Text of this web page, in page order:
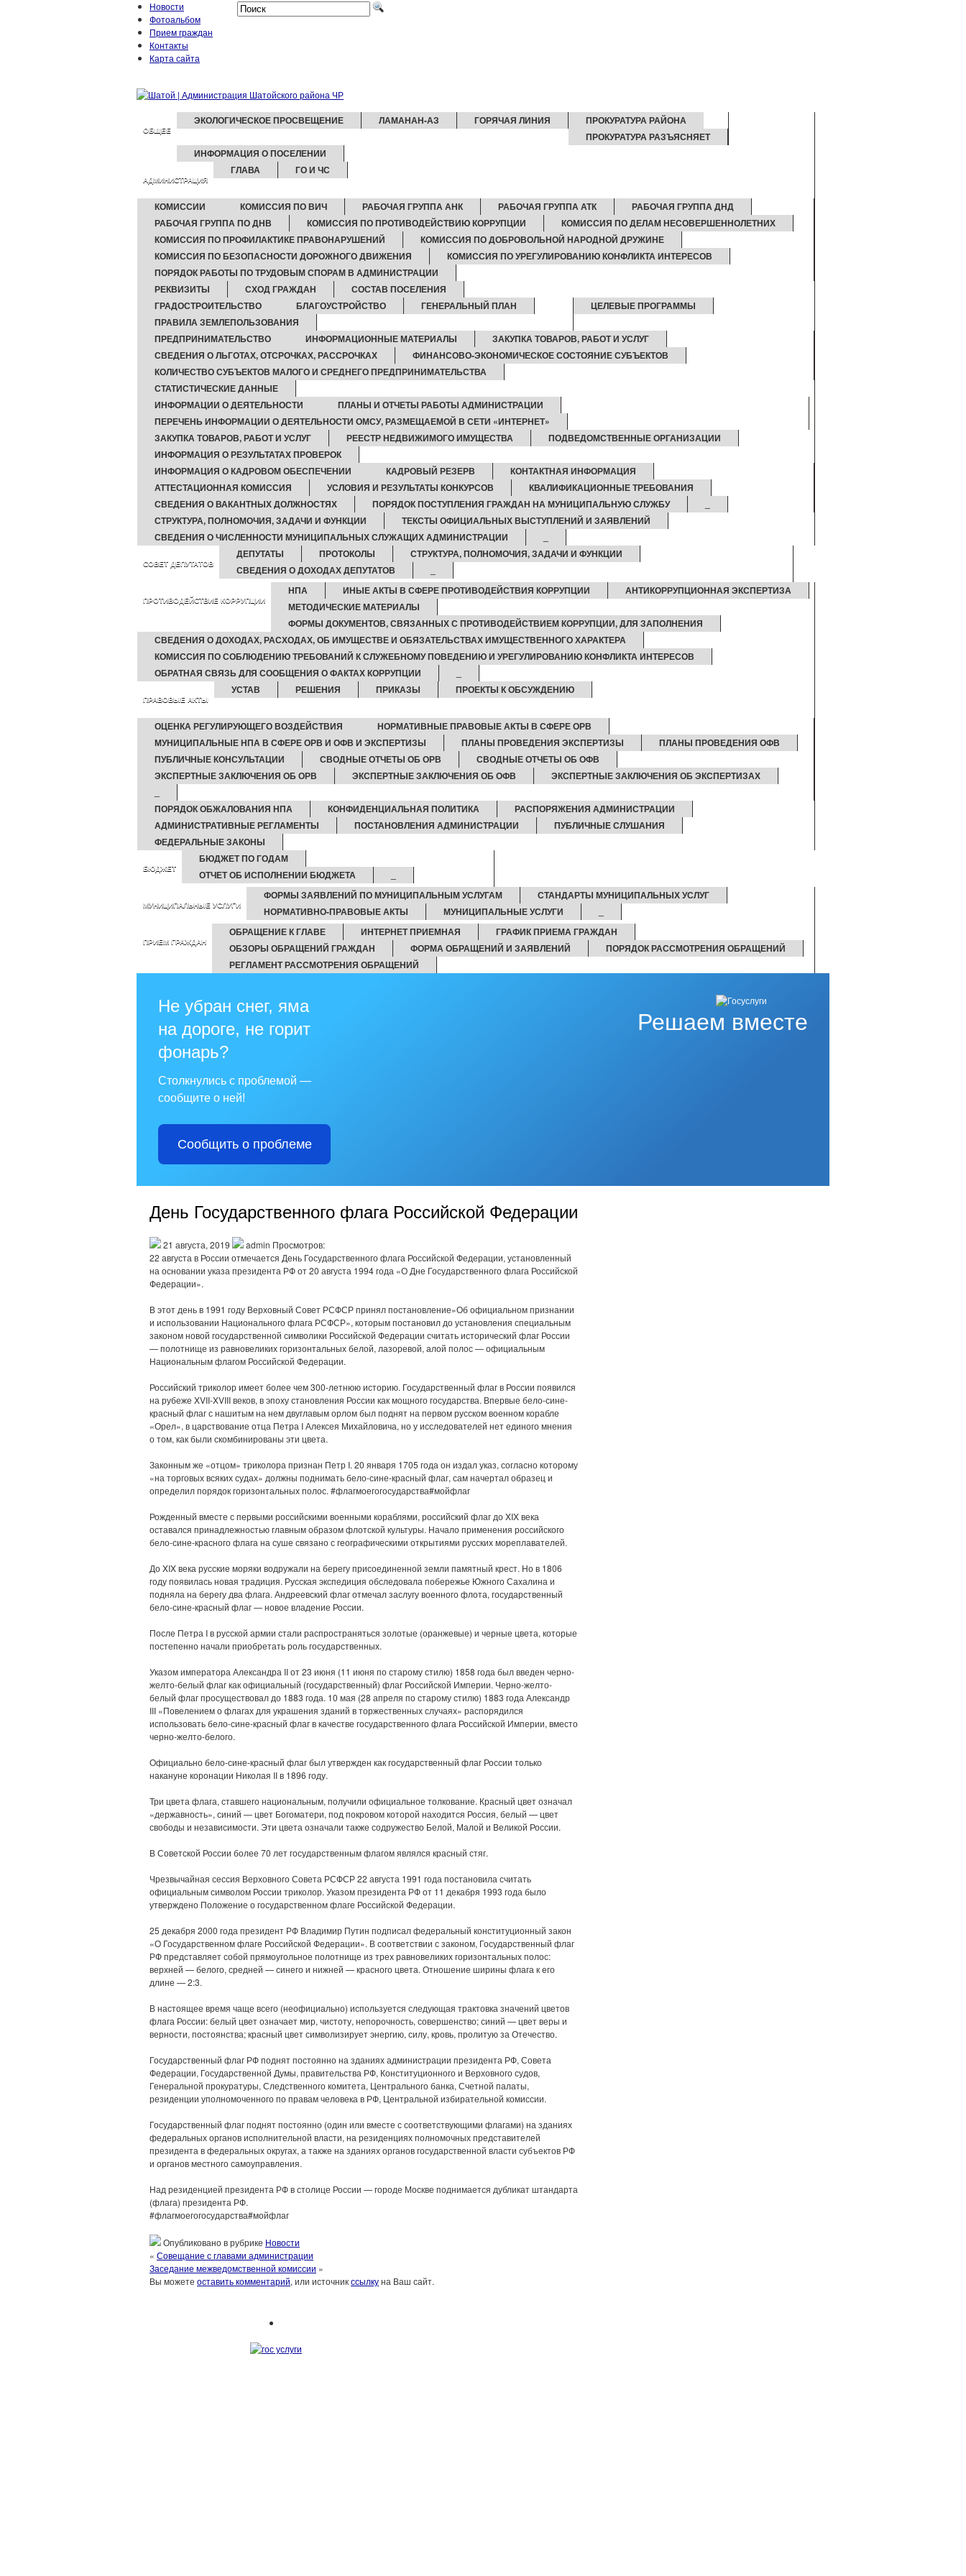
Новости
Фотоальбом
Прием граждан
Контакты
Карта сайта
ОБЩЕЕ
ЭКОЛОГИЧЕСКОЕ ПРОСВЕЩЕНИЕ ЛАМАНАН-АЗ ГОРЯЧАЯ ЛИНИЯ
ПРОКУРАТУРА РАЙОНА
ПРОКУРАТУРА РАЗЪЯСНЯЕТ
ИНФОРМАЦИЯ О ПОСЕЛЕНИИ
АДМИНИСТРАЦИЯ
ГЛАВА ГО И ЧС
КОМИССИИ КОМИССИЯ ПО ВИЧ РАБОЧАЯ ГРУППА АНК РАБОЧАЯ ГРУППА АТК
РАБОЧАЯ ГРУППА ДНД
РАБОЧАЯ ГРУППА ПО ДНВ
КОМИССИЯ ПО ПРОТИВОДЕЙСТВИЮ КОРРУПЦИИ
КОМИССИЯ ПО ДЕЛАМ НЕСОВЕРШЕННОЛЕТНИХ
КОМИССИЯ ПО ПРОФИЛАКТИКЕ ПРАВОНАРУШЕНИЙ
КОМИССИЯ ПО ДОБРОВОЛЬНОЙ НАРОДНОЙ ДРУЖИНЕ
КОМИССИЯ ПО БЕЗОПАСНОСТИ ДОРОЖНОГО ДВИЖЕНИЯ
КОМИССИЯ ПО УРЕГУЛИРОВАНИЮ КОНФЛИКТА ИНТЕРЕСОВ
ПОРЯДОК РАБОТЫ ПО ТРУДОВЫМ СПОРАМ В АДМИНИСТРАЦИИ
РЕКВИЗИТЫ
СХОД ГРАЖДАН
СОСТАВ ПОСЕЛЕНИЯ
ГРАДОСТРОИТЕЛЬСТВО
БЛАГОУСТРОЙСТВО
ГЕНЕРАЛЬНЫЙ ПЛАН
ПРАВИЛА ЗЕМЛЕПОЛЬЗОВАНИЯ
ЦЕЛЕВЫЕ ПРОГРАММЫ
ПРЕДПРИНИМАТЕЛЬСТВО ИНФОРМАЦИОННЫЕ МАТЕРИАЛЫ
ЗАКУПКА ТОВАРОВ, РАБОТ И УСЛУГ
СВЕДЕНИЯ О ЛЬГОТАХ, ОТСРОЧКАХ, РАССРОЧКАХ
ФИНАНСОВО-ЭКОНОМИЧЕСКОЕ СОСТОЯНИЕ СУБЪЕКТОВ
КОЛИЧЕСТВО СУБЪЕКТОВ МАЛОГО И СРЕДНЕГО ПРЕДПРИНИМАТЕЛЬСТВА
СТАТИСТИЧЕСКИЕ ДАННЫЕ
ИНФОРМАЦИИ О ДЕЯТЕЛЬНОСТИ
ПЛАНЫ И ОТЧЕТЫ РАБОТЫ АДМИНИСТРАЦИИ
ПЕРЕЧЕНЬ ИНФОРМАЦИИ О ДЕЯТЕЛЬНОСТИ ОМСУ, РАЗМЕЩАЕМОЙ В СЕТИ «ИНТЕРНЕТ»
ЗАКУПКА ТОВАРОВ, РАБОТ И УСЛУГ
РЕЕСТР НЕДВИЖИМОГО ИМУЩЕСТВА
ПОДВЕДОМСТВЕННЫЕ ОРГАНИЗАЦИИ
ИНФОРМАЦИЯ О РЕЗУЛЬТАТАХ ПРОВЕРОК
ИНФОРМАЦИЯ О КАДРОВОМ ОБЕСПЕЧЕНИИ
КАДРОВЫЙ РЕЗЕРВ
КОНТАКТНАЯ ИНФОРМАЦИЯ
АТТЕСТАЦИОННАЯ КОМИССИЯ
УСЛОВИЯ И РЕЗУЛЬТАТЫ КОНКУРСОВ
КВАЛИФИКАЦИОННЫЕ ТРЕБОВАНИЯ
СВЕДЕНИЯ О ВАКАНТНЫХ ДОЛЖНОСТЯХ
ПОРЯДОК ПОСТУПЛЕНИЯ ГРАЖДАН НА МУНИЦИПАЛЬНУЮ СЛУЖБУ
СТРУКТУРА, ПОЛНОМОЧИЯ, ЗАДАЧИ И ФУНКЦИИ
ТЕКСТЫ ОФИЦИАЛЬНЫХ ВЫСТУПЛЕНИЙ И ЗАЯВЛЕНИЙ
СВЕДЕНИЯ О ЧИСЛЕННОСТИ МУНИЦИПАЛЬНЫХ СЛУЖАЩИХ АДМИНИСТРАЦИИ
СОВЕТ ДЕПУТАТОВ
ДЕПУТАТЫ ПРОТОКОЛЫ
СТРУКТУРА, ПОЛНОМОЧИЯ, ЗАДАЧИ И ФУНКЦИИ
СВЕДЕНИЯ О ДОХОДАХ ДЕПУТАТОВ
ПРОТИВОДЕЙСТВИЕ КОРРУПЦИИ
НПА ИНЫЕ АКТЫ В СФЕРЕ ПРОТИВОДЕЙСТВИЯ КОРРУПЦИИ
АНТИКОРРУПЦИОННАЯ ЭКСПЕРТИЗА
МЕТОДИЧЕСКИЕ МАТЕРИАЛЫ
ФОРМЫ ДОКУМЕНТОВ, СВЯЗАННЫХ С ПРОТИВОДЕЙСТВИЕМ КОРРУПЦИИ, ДЛЯ ЗАПОЛНЕНИЯ
СВЕДЕНИЯ О ДОХОДАХ, РАСХОДАХ, ОБ ИМУЩЕСТВЕ И ОБЯЗАТЕЛЬСТВАХ ИМУЩЕСТВЕННОГО ХАРАКТЕРА
КОМИССИЯ ПО СОБЛЮДЕНИЮ ТРЕБОВАНИЙ К СЛУЖЕБНОМУ ПОВЕДЕНИЮ И УРЕГУЛИРОВАНИЮ КОНФЛИКТА ИНТЕРЕСОВ
ОБРАТНАЯ СВЯЗЬ ДЛЯ СООБЩЕНИЯ О ФАКТАХ КОРРУПЦИИ
ПРАВОВЫЕ АКТЫ
УСТАВ РЕШЕНИЯ ПРИКАЗЫ ПРОЕКТЫ К ОБСУЖДЕНИЮ
ОЦЕНКА РЕГУЛИРУЮЩЕГО ВОЗДЕЙСТВИЯ
НОРМАТИВНЫЕ ПРАВОВЫЕ АКТЫ В СФЕРЕ ОРВ
МУНИЦИПАЛЬНЫЕ НПА В СФЕРЕ ОРВ И ОФВ И ЭКСПЕРТИЗЫ
ПЛАНЫ ПРОВЕДЕНИЯ ЭКСПЕРТИЗЫ
ПЛАНЫ ПРОВЕДЕНИЯ ОФВ
ПУБЛИЧНЫЕ КОНСУЛЬТАЦИИ
СВОДНЫЕ ОТЧЕТЫ ОБ ОРВ
СВОДНЫЕ ОТЧЕТЫ ОБ ОФВ
ЭКСПЕРТНЫЕ ЗАКЛЮЧЕНИЯ ОБ ОРВ
ЭКСПЕРТНЫЕ ЗАКЛЮЧЕНИЯ ОБ ОФВ
ЭКСПЕРТНЫЕ ЗАКЛЮЧЕНИЯ ОБ ЭКСПЕРТИЗАХ
ПОРЯДОК ОБЖАЛОВАНИЯ НПА
КОНФИДЕНЦИАЛЬНАЯ ПОЛИТИКА
РАСПОРЯЖЕНИЯ АДМИНИСТРАЦИИ
АДМИНИСТРАТИВНЫЕ РЕГЛАМЕНТЫ
ПОСТАНОВЛЕНИЯ АДМИНИСТРАЦИИ
ПУБЛИЧНЫЕ СЛУШАНИЯ
ФЕДЕРАЛЬНЫЕ ЗАКОНЫ
БЮДЖЕТ
БЮДЖЕТ ПО ГОДАМ
ОТЧЕТ ОБ ИСПОЛНЕНИИ БЮДЖЕТА
МУНИЦИПАЛЬНЫЕ УСЛУГИ
ФОРМЫ ЗАЯВЛЕНИЙ ПО МУНИЦИПАЛЬНЫМ УСЛУГАМ
СТАНДАРТЫ МУНИЦИПАЛЬНЫХ УСЛУГ
НОРМАТИВНО-ПРАВОВЫЕ АКТЫ
МУНИЦИПАЛЬНЫЕ УСЛУГИ
ПРИЕМ ГРАЖДАН
ОБРАЩЕНИЕ К ГЛАВЕ ИНТЕРНЕТ ПРИЕМНАЯ
ГРАФИК ПРИЕМА ГРАЖДАН
ОБЗОРЫ ОБРАЩЕНИЙ ГРАЖДАН
ФОРМА ОБРАЩЕНИЙ И ЗАЯВЛЕНИЙ
ПОРЯДОК РАССМОТРЕНИЯ ОБРАЩЕНИЙ
РЕГЛАМЕНТ РАССМОТРЕНИЯ ОБРАЩЕНИЙ
Решаем вместе
Не убран снег, яма
на дороге, не горит
фонарь?
Столкнулись с проблемой —
сообщите о ней!
Сообщить о проблеме
День Государственного флага Российской Федерации
21 августа, 2019
admin Просмотров:
22 августа в России отмечается День Государственного флага Российской Федерации, установленный
на основании указа президента РФ от 20 августа 1994 года «О Дне Государственного флага Российской
Федерации».
В этот день в 1991 году Верховный Совет РСФСР принял постановление»Об официальном признании
и использовании Национального флага РСФСР», которым постановил до установления специальным
законом новой государственной символики Российской Федерации считать исторический флаг России
— полотнище из равновеликих горизонтальных белой, лазоревой, алой полос — официальным
Национальным флагом Российской Федерации.
Российский триколор имеет более чем 300-летнюю историю. Государственный флаг в России появился
на рубеже XVII-XVIII веков, в эпоху становления России как мощного государства. Впервые бело-сине-
красный флаг с нашитым на нем двуглавым орлом был поднят на первом русском военном корабле
«Орел», в царствование отца Петра I Алексея Михайловича, но у исследователей нет единого мнения
о том, как были скомбинированы эти цвета.
Законным же «отцом» триколора признан Петр I. 20 января 1705 года он издал указ, согласно которому
«на торговых всяких судах» должны поднимать бело-сине-красный флаг, сам начертал образец и
определил порядок горизонтальных полос. #флагмоегогосударства#мойфлаг
Рожденный вместе с первыми российскими военными кораблями, российский флаг до XIX века
оставался принадлежностью главным образом флотской культуры. Начало применения российского
бело-сине-красного флага на суше связано с географическими открытиями русских мореплавателей.
До XIX века русские моряки водружали на берегу присоединенной земли памятный крест. Но в 1806
году появилась новая традиция. Русская экспедиция обследовала побережье Южного Сахалина и
подняла на берегу два флага. Андреевский флаг отмечал заслугу военного флота, государственный
бело-сине-красный флаг — новое владение России.
После Петра I в русской армии стали распространяться золотые (оранжевые) и черные цвета, которые
постепенно начали приобретать роль государственных.
Указом императора Александра II от 23 июня (11 июня по старому стилю) 1858 года был введен черно-
желто-белый флаг как официальный (государственный) флаг Российской Империи. Черно-желто-
белый флаг просуществовал до 1883 года. 10 мая (28 апреля по старому стилю) 1883 года Александр
III «Повелением о флагах для украшения зданий в торжественных случаях» распорядился
использовать бело-сине-красный флаг в качестве государственного флага Российской Империи, вместо
черно-желто-белого.
Официально бело-сине-красный флаг был утвержден как государственный флаг России только
накануне коронации Николая II в 1896 году.
Три цвета флага, ставшего национальным, получили официальное толкование. Красный цвет означал
«державность», синий — цвет Богоматери, под покровом которой находится Россия, белый — цвет
свободы и независимости. Эти цвета означали также содружество Белой, Малой и Великой России.
В Советской России более 70 лет государственным флагом являлся красный стяг.
Чрезвычайная сессия Верховного Совета РСФСР 22 августа 1991 года постановила считать
официальным символом России триколор. Указом президента РФ от 11 декабря 1993 года было
утверждено Положение о государственном флаге Российской Федерации.
25 декабря 2000 года президент РФ Владимир Путин подписал федеральный конституционный закон
«О Государственном флаге Российской Федерации». В соответствии с законом, Государственный флаг
РФ представляет собой прямоугольное полотнище из трех равновеликих горизонтальных полос:
верхней — белого, средней — синего и нижней — красного цвета. Отношение ширины флага к его
длине — 2:3.
В настоящее время чаще всего (неофициально) используется следующая трактовка значений цветов
флага России: белый цвет означает мир, чистоту, непорочность, совершенство; синий — цвет веры и
верности, постоянства; красный цвет символизирует энергию, силу, кровь, пролитую за Отечество.
Государственный флаг РФ поднят постоянно на зданиях администрации президента РФ, Совета
Федерации, Государственной Думы, правительства РФ, Конституционного и Верховного судов,
Генеральной прокуратуры, Следственного комитета, Центрального банка, Счетной палаты,
резиденции уполномоченного по правам человека в РФ, Центральной избирательной комиссии.
Государственный флаг поднят постоянно (один или вместе с соответствующими флагами) на зданиях
федеральных органов исполнительной власти, на резиденциях полномочных представителей
президента в федеральных округах, а также на зданиях органов государственной власти субъектов РФ
и органов местного самоуправления.
Над резиденцией президента РФ в столице России — городе Москве поднимается дубликат штандарта
(флага) президента РФ.
#флагмоегогосударства#мойфлаг
Опубликовано в рубрике Новости
« Совещание с главами администрации
Заседание межведомственной комиссии »
Вы можете оставить комментарий, или источникссылкуна Ваш сайт.